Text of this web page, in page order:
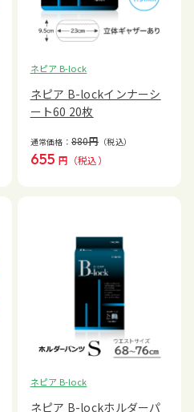
ネピア B-lock
ネピア B-lockインナーシ
ート60 20枚
通常価格： 880円 （税込）
655 円 （税込）
ネピア B-lock
ネピア B-lockホルダーパ